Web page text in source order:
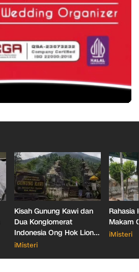
Kisah Gunung Kawi dan
Dua Konglomerat
Indonesia Ong Hok Liong
hingga Liem Sioe Liong
iMisteri
Rahasia
Makam
iMisteri